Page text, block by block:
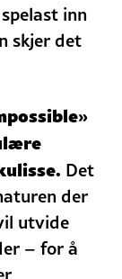
inn
skjer det
Det
der
utvide
– for å